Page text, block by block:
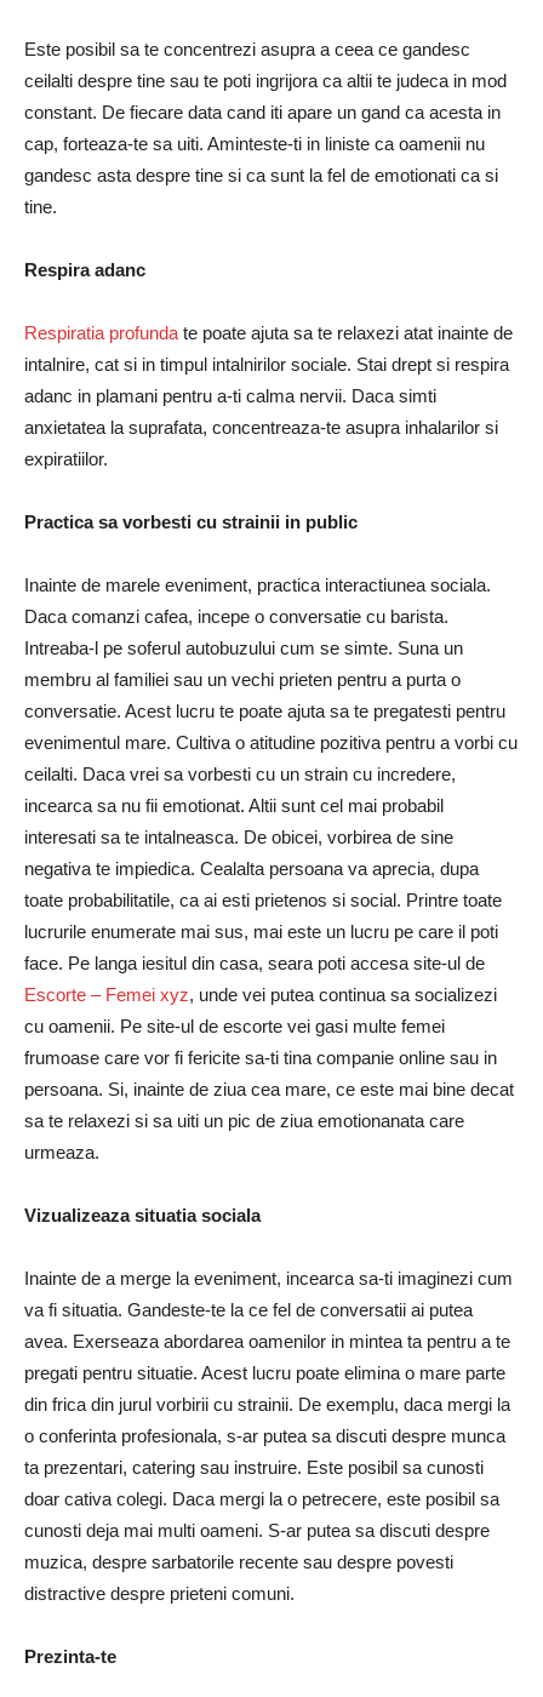
Este posibil sa te concentrezi asupra a ceea ce gandesc
ceilalti despre tine sau te poti ingrijora ca altii te judeca in mod
constant. De fiecare data cand iti apare un gand ca acesta in
cap, forteaza-te sa uiti. Aminteste-ti in liniste ca oamenii nu
gandesc asta despre tine si ca sunt la fel de emotionati ca si
tine.
Respira adanc
Respiratia profunda te poate ajuta sa te relaxezi atat inainte de
intalnire, cat si in timpul intalnirilor sociale. Stai drept si respira
adanc in plamani pentru a-ti calma nervii. Daca simti
anxietatea la suprafata, concentreaza-te asupra inhalarilor si
expiratiilor.
Practica sa vorbesti cu strainii in public
Inainte de marele eveniment, practica interactiunea sociala.
Daca comanzi cafea, incepe o conversatie cu barista.
Intreaba-l pe soferul autobuzului cum se simte. Suna un
membru al familiei sau un vechi prieten pentru a purta o
conversatie. Acest lucru te poate ajuta sa te pregatesti pentru
evenimentul mare. Cultiva o atitudine pozitiva pentru a vorbi cu
ceilalti. Daca vrei sa vorbesti cu un strain cu incredere,
incearca sa nu fii emotionat. Altii sunt cel mai probabil
interesati sa te intalneasca. De obicei, vorbirea de sine
negativa te impiedica. Cealalta persoana va aprecia, dupa
toate probabilitatile, ca ai esti prietenos si social. Printre toate
lucrurile enumerate mai sus, mai este un lucru pe care il poti
face. Pe langa iesitul din casa, seara poti accesa site-ul de
Escorte – Femei xyz, unde vei putea continua sa socializezi
cu oamenii. Pe site-ul de escorte vei gasi multe femei
frumoase care vor fi fericite sa-ti tina companie online sau in
persoana. Si, inainte de ziua cea mare, ce este mai bine decat
sa te relaxezi si sa uiti un pic de ziua emotionanata care
urmeaza.
Vizualizeaza situatia sociala
Inainte de a merge la eveniment, incearca sa-ti imaginezi cum
va fi situatia. Gandeste-te la ce fel de conversatii ai putea
avea. Exerseaza abordarea oamenilor in mintea ta pentru a te
pregati pentru situatie. Acest lucru poate elimina o mare parte
din frica din jurul vorbirii cu strainii. De exemplu, daca mergi la
o conferinta profesionala, s-ar putea sa discuti despre munca
ta prezentari, catering sau instruire. Este posibil sa cunosti
doar cativa colegi. Daca mergi la o petrecere, este posibil sa
cunosti deja mai multi oameni. S-ar putea sa discuti despre
muzica, despre sarbatorile recente sau despre povesti
distractive despre prieteni comuni.
Prezinta-te